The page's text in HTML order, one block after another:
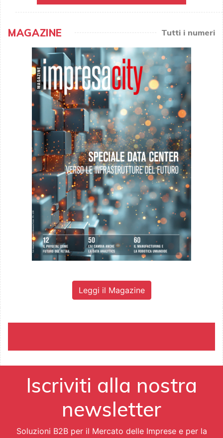
MAGAZINE Tutti i numeri
Leggi il Magazine
Iscriviti alla nostra
newsletter
Soluzioni B2B per il Mercato delle Imprese e per la